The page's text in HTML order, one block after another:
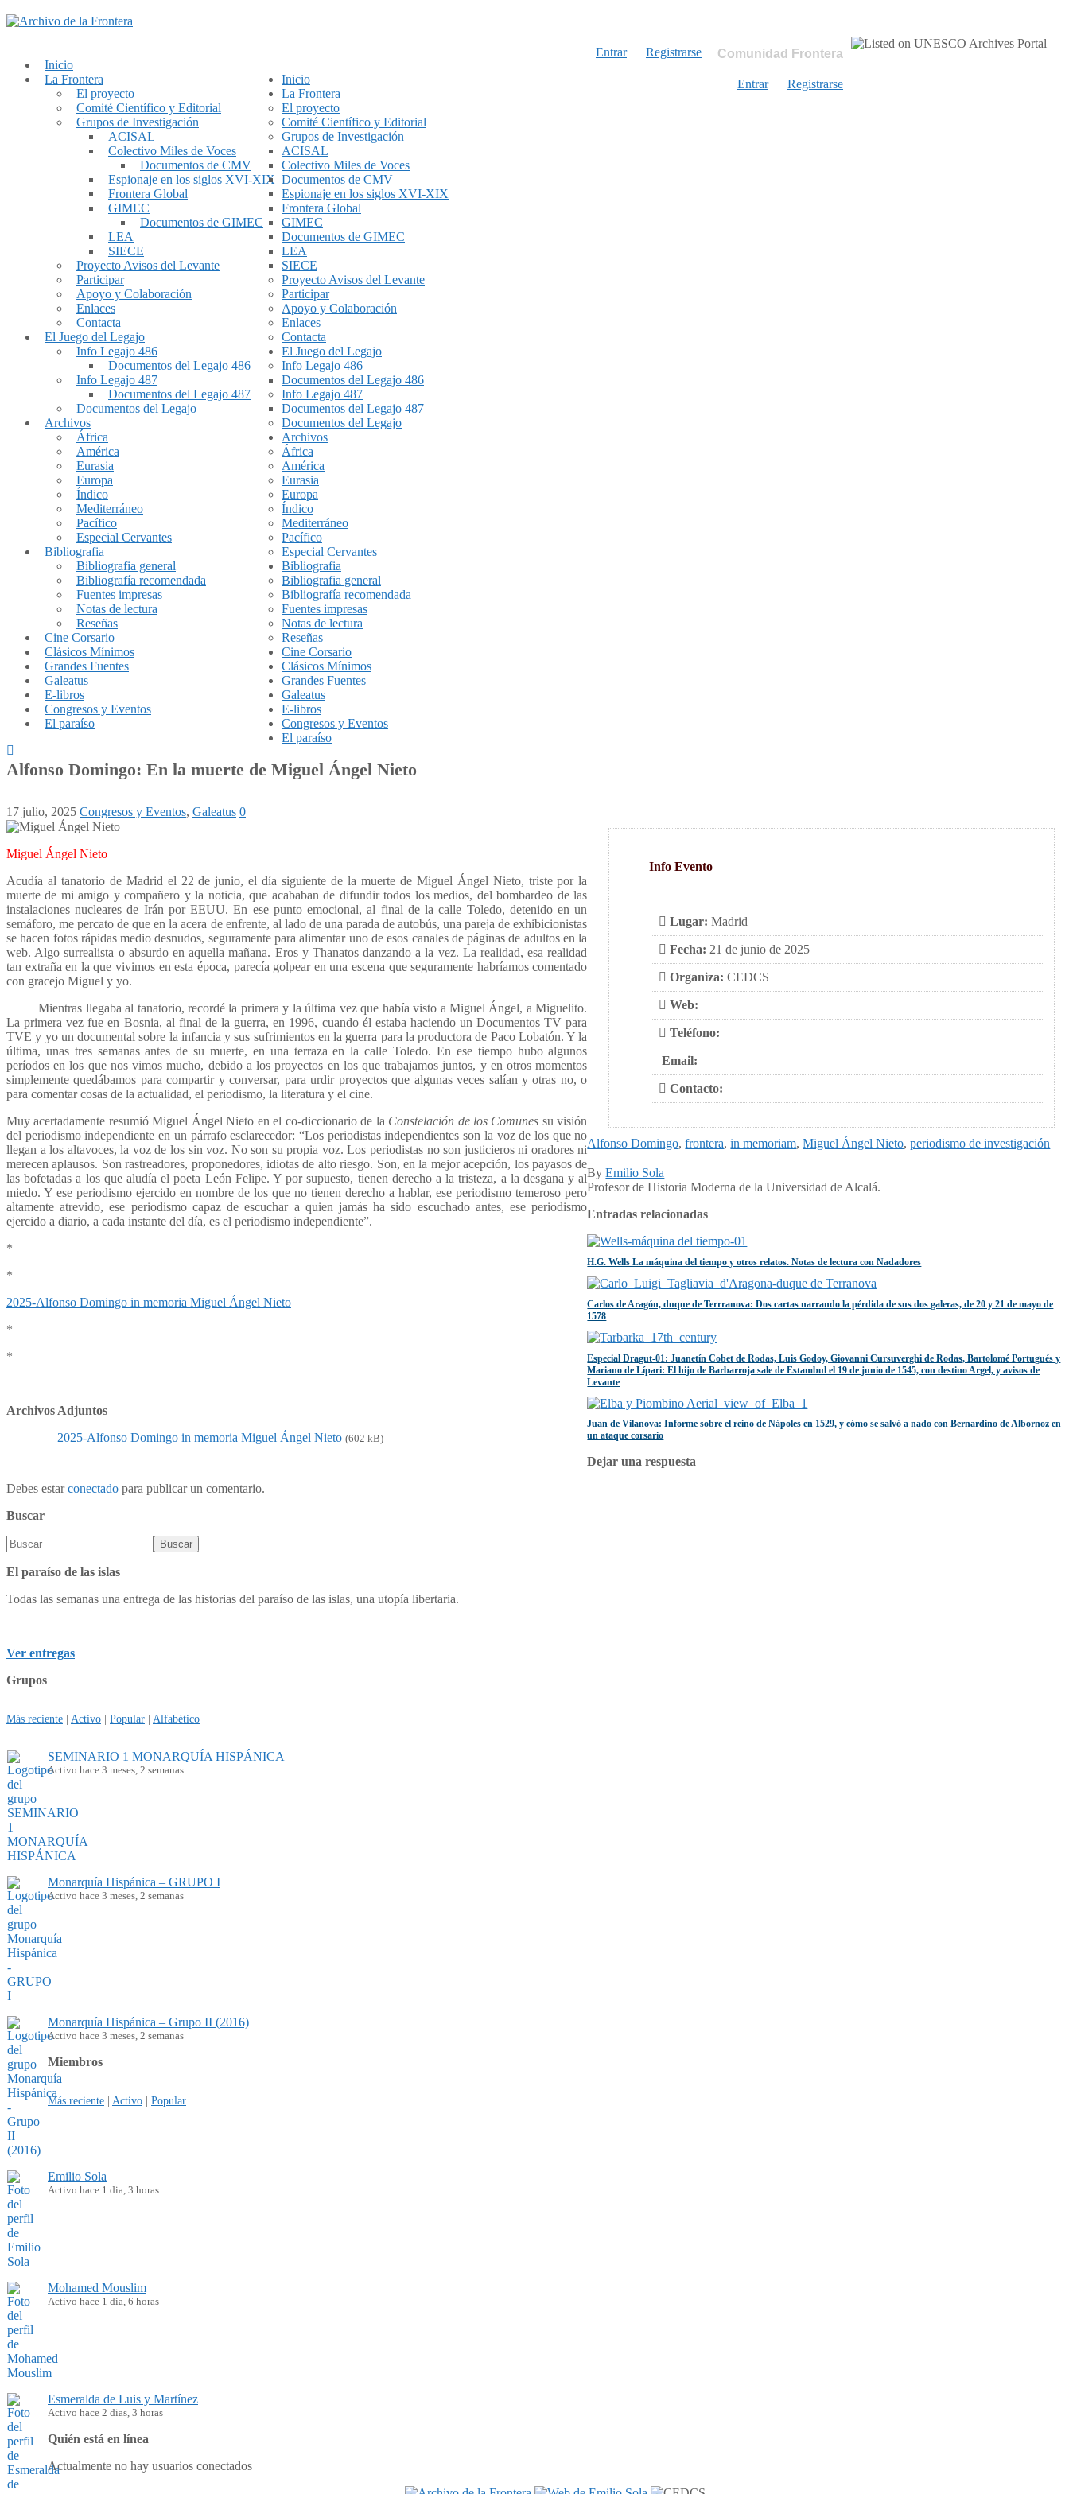
Comunidad Frontera
Entrar Registrarse
Inicio
La Frontera
El proyecto
Comité Científico y Editorial
Grupos de Investigación
ACISAL
Colectivo Miles de Voces
Documentos de CMV
Espionaje en los siglos XVI-XIX
Frontera Global
GIMEC
Documentos de GIMEC
LEA
SIECE
Proyecto Avisos del Levante
Participar
Apoyo y Colaboración
Enlaces
Contacta
El Juego del Legajo
Info Legajo 486
Documentos del Legajo 486
Info Legajo 487
Documentos del Legajo 487
Documentos del Legajo
Archivos
África
América
Eurasia
Europa
Índico
Mediterráneo
Pacífico
Especial Cervantes
Bibliografia
Bibliografia general
Bibliografía recomendada
Fuentes impresas
Notas de lectura
Reseñas
Cine Corsario
Clásicos Mínimos
Grandes Fuentes
Galeatus
E-libros
Congresos y Eventos
El paraíso
Entrar
Registrarse
Inicio
La Frontera
El proyecto
Comité Científico y Editorial
Grupos de Investigación
ACISAL
Colectivo Miles de Voces
Documentos de CMV
Espionaje en los siglos XVI-XIX
Frontera Global
GIMEC
Documentos de GIMEC
LEA
SIECE
Proyecto Avisos del Levante
Participar
Apoyo y Colaboración
Enlaces
Contacta
El Juego del Legajo
Info Legajo 486
Documentos del Legajo 486
Info Legajo 487
Documentos del Legajo 487
Documentos del Legajo
Archivos
África
América
Eurasia
Europa
Índico
Mediterráneo
Pacífico
Especial Cervantes
Bibliografia
Bibliografia general
Bibliografía recomendada
Fuentes impresas
Notas de lectura
Reseñas
Cine Corsario
Clásicos Mínimos
Grandes Fuentes
Galeatus
E-libros
Congresos y Eventos
El paraíso
Alfonso Domingo: En la muerte de Miguel Ángel Nieto
17 julio, 2025 Congresos y Eventos, Galeatus 0
Miguel Ángel Nieto
Acudía al tanatorio de Madrid el 22 de junio, el día siguiente de la muerte de Miguel Ángel Nieto, triste por la
muerte de mi amigo y compañero y la noticia, que acababan de difundir todos los medios, del bombardeo de las
instalaciones nucleares de Irán por EEUU. En ese punto emocional, al final de la calle Toledo, detenido en un
semáforo, me percato de que en la acera de enfrente, al lado de una parada de autobús, una pareja de exhibicionistas
se hacen fotos rápidas medio desnudos, seguramente para alimentar uno de esos canales de páginas de adultos en la
web. Algo surrealista o absurdo en aquella mañana. Eros y Thanatos danzando a la vez. La realidad, esa realidad
tan extraña en la que vivimos en esta época, parecía golpear en una escena que seguramente habríamos comentado
con gracejo Miguel y yo.
Mientras llegaba al tanatorio, recordé la primera y la última vez que había visto a Miguel Ángel, a Miguelito.
La primera vez fue en Bosnia, al final de la guerra, en 1996, cuando él estaba haciendo un Documentos TV para
TVE y yo un documental sobre la infancia y sus sufrimientos en la guerra para la productora de Paco Lobatón. Y la
última, unas tres semanas antes de su muerte, en una terraza en la calle Toledo. En ese tiempo hubo algunos
períodos en los que nos vimos mucho, debido a los proyectos en los que trabajamos juntos, y en otros momentos
simplemente quedábamos para compartir y conversar, para urdir proyectos que algunas veces salían y otras no, o
para comentar cosas de la actualidad, el periodismo, la literatura y el cine.
Muy acertadamente resumió Miguel Ángel Nieto en el co-diccionario de la Constelación de los Comunes su visión
del periodismo independiente en un párrafo esclarecedor: “Los periodistas independientes son la voz de los que no
llegan a los altavoces, la voz de los sin voz. No son su propia voz. Los periodistas no son justicieros ni oradores ni
merecen aplausos. Son rastreadores, proponedores, idiotas de alto riesgo. Son, en la mejor acepción, los payasos de
las bofetadas a los que aludía el poeta León Felipe. Y por supuesto, tienen derecho a la tristeza, a la desgana y al
miedo. Y ese periodismo ejercido en nombre de los que no tienen derecho a hablar, ese periodismo temeroso pero
altamente atrevido, ese periodismo capaz de escuchar a quien jamás ha sido escuchado antes, ese periodismo
ejercido a diario, a cada instante del día, es el periodismo independiente”.
*
*
2025-Alfonso Domingo in memoria Miguel Ángel Nieto
*
*
Archivos Adjuntos
2025-Alfonso Domingo in memoria Miguel Ángel Nieto (602 kB)
Info Evento
Lugar: Madrid
Fecha: 21 de junio de 2025
Organiza: CEDCS
Web:
Teléfono:
Email:
Contacto:
Alfonso Domingo,frontera,in memoriam,Miguel Ángel Nieto,periodismo de investigación
ByEmilio Sola
Profesor de Historia Moderna de la Universidad de Alcalá.
Entradas relacionadas
H.G. Wells La máquina del tiempo y otros relatos. Notas de lectura con Nadadores
Carlos de Aragón, duque de Terrranova: Dos cartas narrando la pérdida de sus dos galeras, de 20 y 21 de mayo de
1578
Especial Dragut-01: Juanetín Cobet de Rodas, Luis Godoy, Giovanni Cursuverghi de Rodas, Bartolomé Portugués y
Mariano de Lípari: El hijo de Barbarroja sale de Estambul el 19 de junio de 1545, con destino Argel, y avisos de
Levante
Juan de Vilanova: Informe sobre el reino de Nápoles en 1529, y cómo se salvó a nado con Bernardino de Albornoz en
un ataque corsario
Dejar una respuesta
Debes estarconectado para publicar un comentario.
Buscar
El paraíso de las islas
Todas las semanas una entrega de las historias del paraíso de las islas, una utopía libertaria.
Ver entregas
Grupos
Más reciente | Activo | Popular | Alfabético
SEMINARIO 1 MONARQUÍA HISPÁNICA
Activo hace 3 meses, 2 semanas
Monarquía Hispánica – GRUPO I
Activo hace 3 meses, 2 semanas
Monarquía Hispánica – Grupo II (2016)
Activo hace 3 meses, 2 semanas
Miembros
Más reciente | Activo | Popular
Emilio Sola
Activo hace 1 dia, 3 horas
Mohamed Mouslim
Activo hace 1 dia, 6 horas
Esmeralda de Luis y Martínez
Activo hace 2 dias, 3 horas
Quién está en línea
Actualmente no hay usuarios conectados